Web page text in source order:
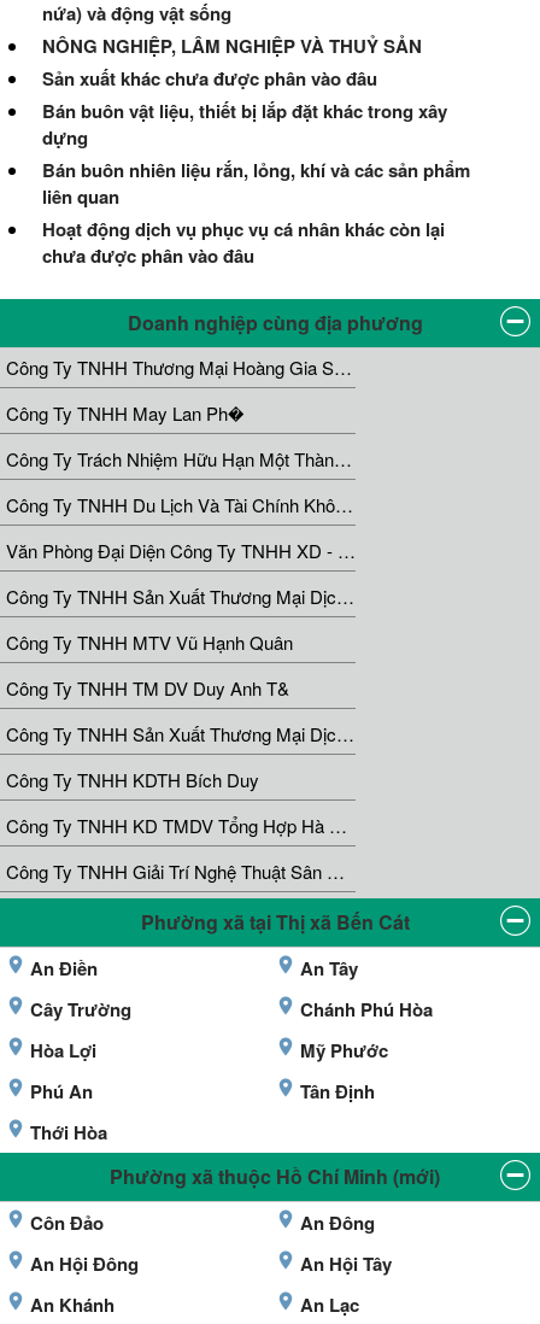
nứa) và động vật sống
NÔNG NGHIỆP, LÂM NGHIỆP VÀ THUỶ SẢN
Sản xuất khác chưa được phân vào đâu
Bán buôn vật liệu, thiết bị lắp đặt khác trong xây
dựng
Bán buôn nhiên liệu rắn, lỏng, khí và các sản phẩm
liên quan
Hoạt động dịch vụ phục vụ cá nhân khác còn lại
chưa được phân vào đâu
Doanh nghiệp cùng địa phương
Công Ty TNHH Thương Mại Hoàng Gia Steel
Công Ty TNHH May Lan Ph�
Công Ty Trách Nhiệm Hữu Hạn Một Thành Viên Nhà Hàng Vân Phúc
Công Ty TNHH Du Lịch Và Tài Chính Khôn Hợp
Văn Phòng Đại Diện Công Ty TNHH XD - Vệ Sinh Công Nghiệp Song Nguyễn Phát
Công Ty TNHH Sản Xuất Thương Mại Dịch Vụ Tân Minh Tân
Công Ty TNHH MTV Vũ Hạnh Quân
Công Ty TNHH TM DV Duy Anh T&
Công Ty TNHH Sản Xuất Thương Mại Dịch Vụ Hoàng Vân Phát
Công Ty TNHH KDTH Bích Duy
Công Ty TNHH KD TMDV Tổng Hợp Hà Linh
Công Ty TNHH Giải Trí Nghệ Thuật Sân Khấu Ca Nhạc Tổng Hợp Song Đan
Phường xã tại Thị xã Bến Cát
An Điền
An Tây
Cây Trường
Chánh Phú Hòa
Hòa Lợi
Mỹ Phước
Phú An
Tân Định
Thới Hòa
Phường xã thuộc Hồ Chí Minh (mới)
Côn Đảo
An Đông
An Hội Đông
An Hội Tây
An Khánh
An Lạc